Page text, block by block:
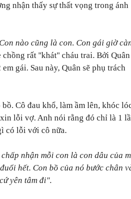
nhận thấy sự thất vọng trong ánh
nào cũng là con. Con gái giờ
rất ''khát'' cháu trai. Bởi
gái. Sau này, Quân sẽ phụ trách
Cô đau khổ, làm ầm lên, khóc
lỗi vợ. Anh nói rằng đó chỉ là 1
có lỗi với cô nữa.
nhận mỗi con là con dâu của
hết. Con bồ của nó bước chân
yên tâm đi".